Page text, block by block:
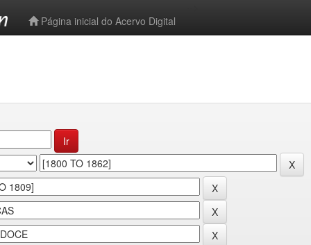
Página inicial do Acervo Digital